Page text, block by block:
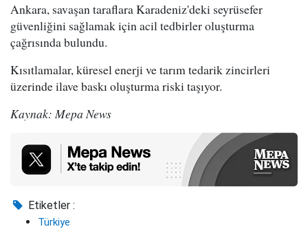
Ankara, savaşan taraflara Karadeniz'deki seyrüsefer
güvenliğini sağlamak için acil tedbirler oluşturma
çağrısında bulundu.
Kısıtlamalar, küresel enerji ve tarım tedarik zincirleri
üzerinde ilave baskı oluşturma riski taşıyor.
Kaynak: Mepa News
Etiketler :
Türkiye